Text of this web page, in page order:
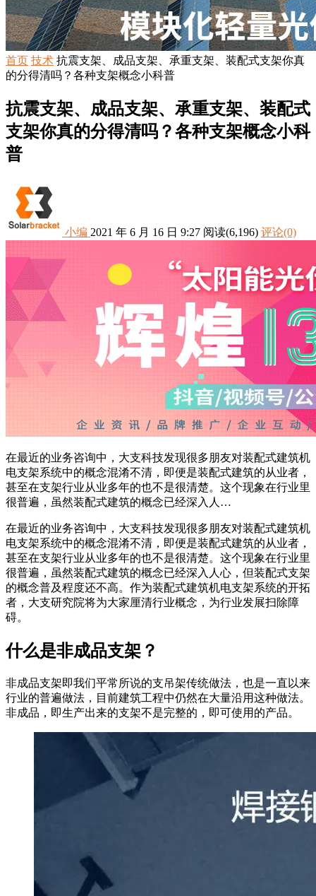
首页 技术 抗震支架、成品支架、承重支架、装配式支架你真
的分得清吗？各种支架概念小科普
抗震支架、成品支架、承重支架、装配式
支架你真的分得清吗？各种支架概念小科
普
小编 2021 年 6 月 16 日 9:27 阅读(6,196) 评论(0)
在最近的业务咨询中，大支科技发现很多朋友对装配式建筑机
电支架系统中的概念混淆不清，即便是装配式建筑的从业者，
甚至在支架行业从业多年的也不是很清楚。这个现象在行业里
很普遍，虽然装配式建筑的概念已经深入人…
在最近的业务咨询中，大支科技发现很多朋友对装配式建筑机
电支架系统中的概念混淆不清，即便是装配式建筑的从业者，
甚至在支架行业从业多年的也不是很清楚。这个现象在行业里
很普遍，虽然装配式建筑的概念已经深入人心，但装配式支架
的概念普及程度还不高。作为装配式建筑机电支架系统的开拓
者，大支研究院将为大家厘清行业概念，为行业发展扫除障
碍。
什么是非成品支架？
非成品支架即我们平常所说的支吊架传统做法，也是一直以来
行业的普遍做法，目前建筑工程中仍然在大量沿用这种做法。
非成品，即生产出来的支架不是完整的，即可使用的产品。